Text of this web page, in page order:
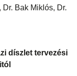
Bak Miklós, Dr.
díszlet tervezési